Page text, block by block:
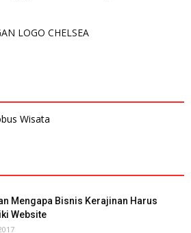
LOGO CHELSEA
Mengapa Bisnis Kerajinan Harus
Website